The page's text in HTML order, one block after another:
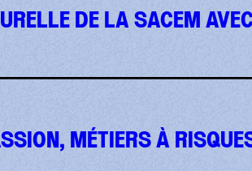
DE LA SACEM
MÉTIERS À